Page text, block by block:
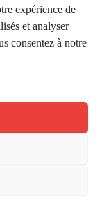
expérience de
et analyser
consentez à notre